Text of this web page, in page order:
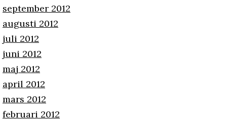
september 2012
augusti 2012
juli 2012
juni 2012
maj 2012
april 2012
mars 2012
februari 2012